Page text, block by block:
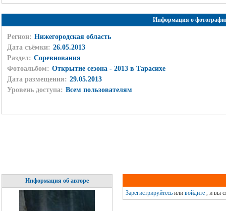
Информация о
Регион: Нижегородская область
Дата съёмки: 26.05.2013
Раздел: Соревнования
Фотоальбом: Открытие сезона - 2013 в Тарасихе
Дата размещения: 29.05.2013
Уровень доступа: Всем пользователям
Информация об авторе
Зарегистрируйтесьили войдите, и вы